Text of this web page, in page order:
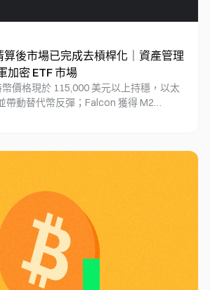
後市場已完成去槓桿化｜資產管理
加密 ETF 市場
價格現於 115,000 美元以上持穩，以太
帶動替代幣反彈；Falcon 獲得 M2
的策略性投資 1,000 萬美元，24 小
結構性資本與機構需求依然存在。